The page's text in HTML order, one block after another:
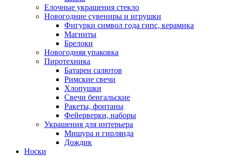
Елочные украшения стекло
Новогодние сувениры и игрушки
Фигурки символ года гипс, керамика
Магниты
Брелоки
Новогодняя упаковка
Пиротехника
Батареи салютов
Римские свечи
Хлопушки
Свечи бенгальские
Ракеты, фонтаны
Фейерверки, наборы
Украшения для интерьера
Мишура и гирлянда
Дождик
Носки